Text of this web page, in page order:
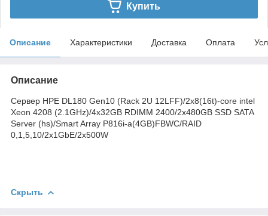
Купить
Описание Характеристики Доставка Оплата
Описание
Сервер HPE DL180 Gen10 (Rack 2U 12LFF)/2x8(16t)-core intel
Xeon 4208 (2.1GHz)/4x32GB RDIMM 2400/2x480GB SSD SATA
Server (hs)/Smart Array P816i-a(4GB)FBWC/RAID
0,1,5,10/2x1GbE/2x500W
Скрыть